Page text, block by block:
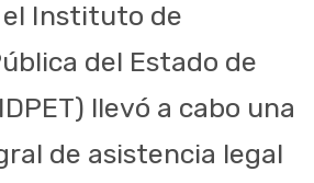
el Instituto de
del Estado de
llevó a cabo una
de asistencia legal